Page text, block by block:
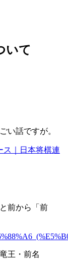
いて
い話ですが。
ス｜日本将棋連
前から「前
王・前名